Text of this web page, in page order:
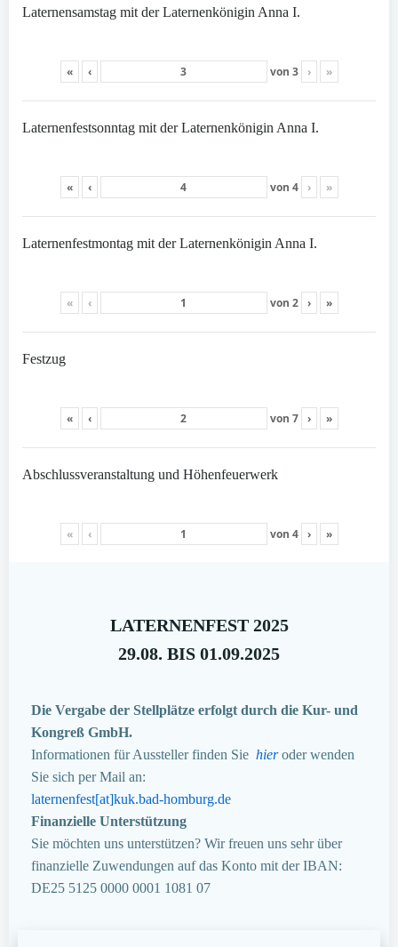
Laternensamstag mit der Laternenkönigin Anna I.
« ‹ von 3 › »
Laternenfestsonntag mit der Laternenkönigin Anna I.
« ‹ von 4 › »
Laternenfestmontag mit der Laternenkönigin Anna I.
« ‹ von 2 › »
Festzug
« ‹ von 7 › »
Abschlussveranstaltung und Höhenfeuerwerk
« ‹ von 4 › »
LATERNENFEST 2025
29.08. BIS 01.09.2025
Die Vergabe der Stellplätze erfolgt durch die Kur- und
Kongreß GmbH.
Informationen für Aussteller finden Sie hieroder wenden
Sie sich per Mail an:
laternenfest[at]kuk.bad-homburg.de
Finanzielle Unterstützung
Sie möchten uns unterstützen? Wir freuen uns sehr über
finanzielle Zuwendungen auf das Konto mit der IBAN:
DE25 5125 0000 0001 1081 07